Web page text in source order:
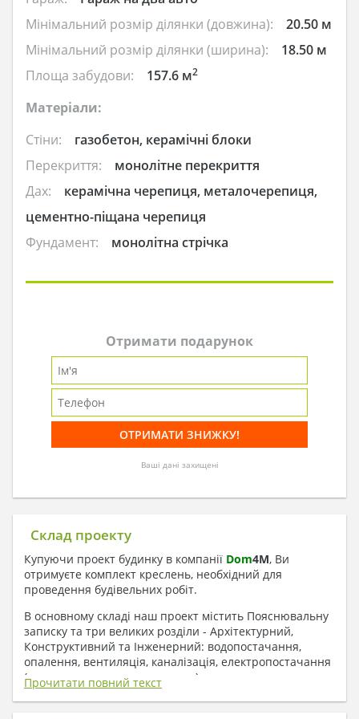
Мінімальний розмір ділянки (довжина):
20.50 м
Мінімальний розмір ділянки (ширина):
18.50 м
Площа забудови:
157.6 м2
Матеріали:
Стіни:
газобетон, керамічні блоки
Перекриття:
монолітне перекриття
Дах:
керамічна черепиця, металочерепиця,
цементно-піщана черепиця
Фундамент:
монолітна стрічка
Отримати подарунок
Ваші дані захищені
Склад проекту
Купуючи проект будинку в компанії Dom4M, Ви
отримуєте комплект креслень, необхідний для
проведення будівельних робіт.
В основному складі наш проект містить Пояснювальну
записку та три великих розділи - Архітектурний,
Конструктивний та Інженерний: водопостачання,
опалення, вентиляція, каналізація, електропостачання
( купується за додаткову плату ).
1. До складу Архітектурного розділу
Прочитати повний текст